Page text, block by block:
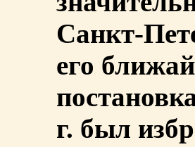
Санкт-
его
г. был